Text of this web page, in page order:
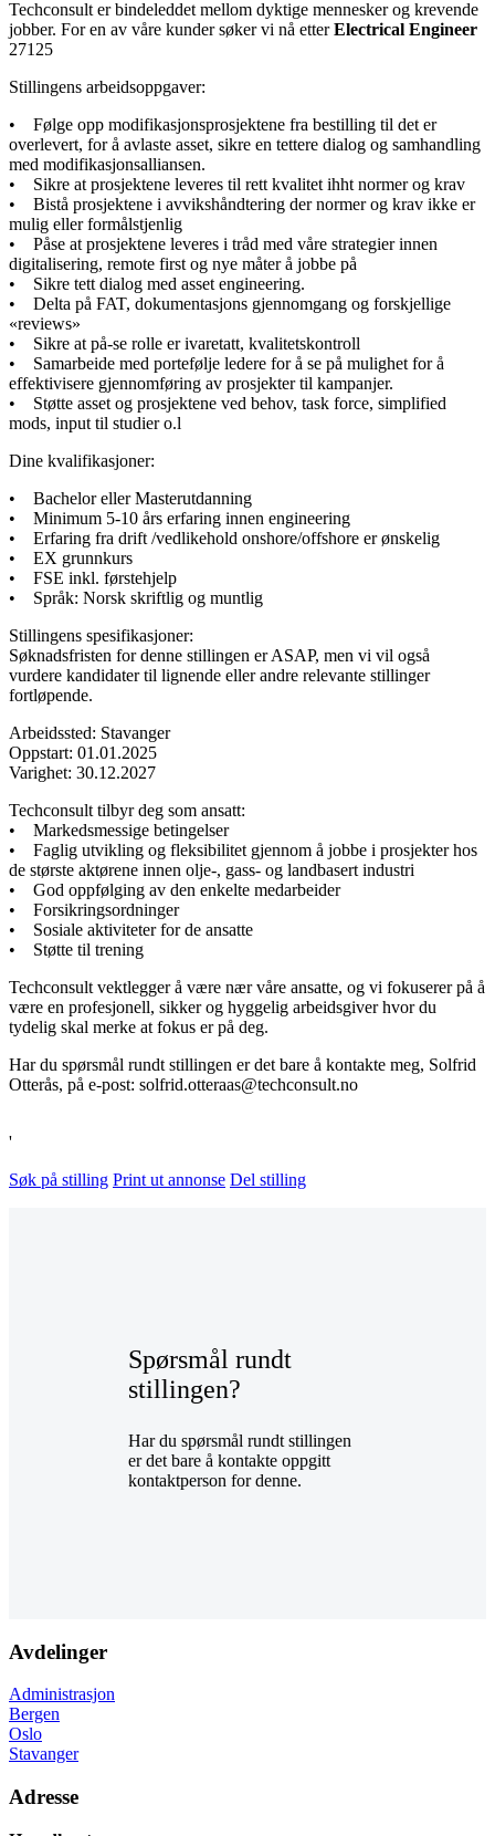
Techconsult er bindeleddet mellom dyktige mennesker og krevende
jobber. For en av våre kunder søker vi nå etterElectrical Engineer
27125
Stillingens arbeidsoppgaver:
• Følge opp modifikasjonsprosjektene fra bestilling til det er
overlevert, for å avlaste asset, sikre en tettere dialog og samhandling
med modifikasjonsalliansen.
• Sikre at prosjektene leveres til rett kvalitet ihht normer og krav
• Bistå prosjektene i avvikshåndtering der normer og krav ikke er
mulig eller formålstjenlig
• Påse at prosjektene leveres i tråd med våre strategier innen
digitalisering, remote first og nye måter å jobbe på
• Sikre tett dialog med asset engineering.
• Delta på FAT, dokumentasjons gjennomgang og forskjellige
«reviews»
• Sikre at på-se rolle er ivaretatt, kvalitetskontroll
• Samarbeide med portefølje ledere for å se på mulighet for å
effektivisere gjennomføring av prosjekter til kampanjer.
• Støtte asset og prosjektene ved behov, task force, simplified
mods, input til studier o.l
Dine kvalifikasjoner:
• Bachelor eller Masterutdanning
• Minimum 5-10 års erfaring innen engineering
• Erfaring fra drift /vedlikehold onshore/offshore er ønskelig
• EX grunnkurs
• FSE inkl. førstehjelp
• Språk: Norsk skriftlig og muntlig
Stillingens spesifikasjoner:
Søknadsfristen for denne stillingen er ASAP, men vi vil også
vurdere kandidater til lignende eller andre relevante stillinger
fortløpende.
Arbeidssted: Stavanger
Oppstart: 01.01.2025
Varighet: 30.12.2027
Techconsult tilbyr deg som ansatt:
• Markedsmessige betingelser
• Faglig utvikling og fleksibilitet gjennom å jobbe i prosjekter hos
de største aktørene innen olje-, gass- og landbasert industri
• God oppfølging av den enkelte medarbeider
• Forsikringsordninger
• Sosiale aktiviteter for de ansatte
• Støtte til trening
Techconsult vektlegger å være nær våre ansatte, og vi fokuserer på å
være en profesjonell, sikker og hyggelig arbeidsgiver hvor du
tydelig skal merke at fokus er på deg.
Har du spørsmål rundt stillingen er det bare å kontakte meg, Solfrid
Otterås, på e-post: solfrid.otteraas@techconsult.no
'
Søk på stilling Print ut annonse Del stilling
Spørsmål rundt
stillingen?
Har du spørsmål rundt stillingen
er det bare å kontakte oppgitt
kontaktperson for denne.
Avdelinger
Administrasjon
Bergen
Oslo
Stavanger
Adresse